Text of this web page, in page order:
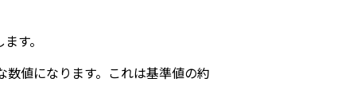
す。
値になります。これは基準値の約